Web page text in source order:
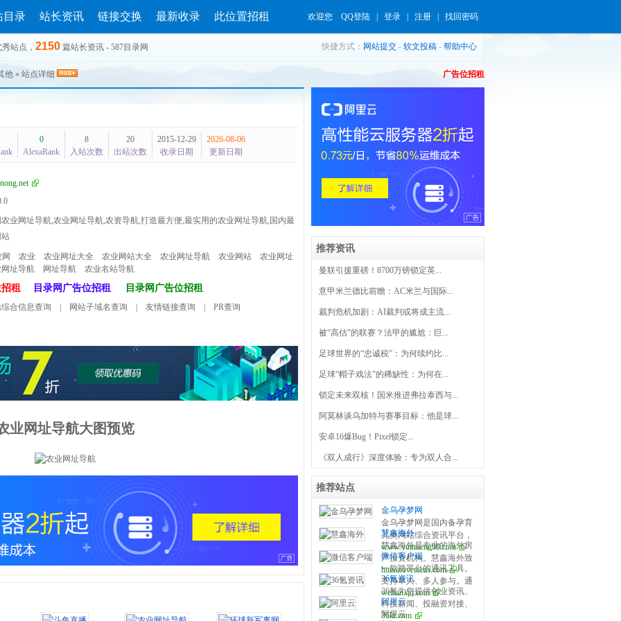
目录 站长资讯 链接交换 最新收录 此位置招租 欢迎您 QQ登陆 登录 注册 找回密码
站点， 2150 篇站长资讯 - 587目录网 快捷方式： 网站提交 - 软文投稿 - 帮助中心
广告位招租
他 » 站点详细
0
AlexaRank
8
入站次数
20
出站次数
2015-12-29
收录日期
2026-08-06
更新日期
业网址导航,农业网址导航,农资导航,打造最方便,最实用的农业网址导航,国内最
农业 农业网址大全 农业网站大全 农业网址导航 农业网站
农业网址
址导航
网址导航 农业名站导航
租 目录网广告位招租 目录网广告位招租
合信息查询 网站子域名查询 友情链接查询 PR查询
业网址导航大图预览
推荐资讯
曼联引援重磅！8700万镑锁定英...
意甲米兰德比前瞻：AC米兰与国际...
裁判危机加剧：AI裁判或将成主流...
被“高估”的联赛？法甲的尴尬：巨...
足球世界的“忠诚税”：为何续约比...
足球“帽子戏法”的稀缺性：为何在...
锁定未来双核！国米推进弗拉泰西与...
阿莫林谈乌加特与赛事目标：他是球...
安卓16爆Bug！Pixel锁定...
《双人成行》深度体验：专为双人合...
推荐站点
金乌孕梦网
金乌孕梦网是国内备孕育
儿类网站综合资讯平台，
开设试管婴儿、备孕百
科、怀孕之道、产后修
复、育儿宝典、生活指南
等栏目，分享全面泰国、
美国、俄罗斯、乌克兰等
国家的第三代试管婴儿医
www.yunmeng99.com
慧鑫海外
慧鑫海外是专业的海外房
产投资机构。慧鑫海外致
力于为全球华人提供海外
置业全球重点国家在售楼
盘信息，助您做出最英明
的海外投资决策，是您海
huixinoverseas.com
微信客户端
一款跨平台的通讯工具。
支持单人、多人参与。通
过手机网络发送语音、图
片、视频和文字。
weixin.qq.com
36氪资讯
36氪为您提供创业资讯、
科技新闻、投融资对接、
股权投资、极速融资等创
36kr.com
阿里云
阿里云